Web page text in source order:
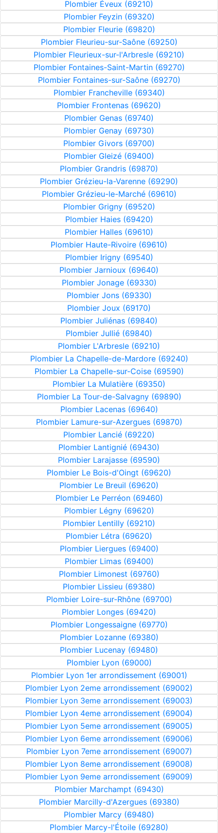
Plombier Éveux (69210)
Plombier Feyzin (69320)
Plombier Fleurie (69820)
Plombier Fleurieu-sur-Saône (69250)
Plombier Fleurieux-sur-l'Arbresle (69210)
Plombier Fontaines-Saint-Martin (69270)
Plombier Fontaines-sur-Saône (69270)
Plombier Francheville (69340)
Plombier Frontenas (69620)
Plombier Genas (69740)
Plombier Genay (69730)
Plombier Givors (69700)
Plombier Gleizé (69400)
Plombier Grandris (69870)
Plombier Grézieu-la-Varenne (69290)
Plombier Grézieu-le-Marché (69610)
Plombier Grigny (69520)
Plombier Haies (69420)
Plombier Halles (69610)
Plombier Haute-Rivoire (69610)
Plombier Irigny (69540)
Plombier Jarnioux (69640)
Plombier Jonage (69330)
Plombier Jons (69330)
Plombier Joux (69170)
Plombier Juliénas (69840)
Plombier Jullié (69840)
Plombier L'Arbresle (69210)
Plombier La Chapelle-de-Mardore (69240)
Plombier La Chapelle-sur-Coise (69590)
Plombier La Mulatière (69350)
Plombier La Tour-de-Salvagny (69890)
Plombier Lacenas (69640)
Plombier Lamure-sur-Azergues (69870)
Plombier Lancié (69220)
Plombier Lantignié (69430)
Plombier Larajasse (69590)
Plombier Le Bois-d'Oingt (69620)
Plombier Le Breuil (69620)
Plombier Le Perréon (69460)
Plombier Légny (69620)
Plombier Lentilly (69210)
Plombier Létra (69620)
Plombier Liergues (69400)
Plombier Limas (69400)
Plombier Limonest (69760)
Plombier Lissieu (69380)
Plombier Loire-sur-Rhône (69700)
Plombier Longes (69420)
Plombier Longessaigne (69770)
Plombier Lozanne (69380)
Plombier Lucenay (69480)
Plombier Lyon (69000)
Plombier Lyon 1er arrondissement (69001)
Plombier Lyon 2eme arrondissement (69002)
Plombier Lyon 3eme arrondissement (69003)
Plombier Lyon 4eme arrondissement (69004)
Plombier Lyon 5eme arrondissement (69005)
Plombier Lyon 6eme arrondissement (69006)
Plombier Lyon 7eme arrondissement (69007)
Plombier Lyon 8eme arrondissement (69008)
Plombier Lyon 9eme arrondissement (69009)
Plombier Marchampt (69430)
Plombier Marcilly-d'Azergues (69380)
Plombier Marcy (69480)
Plombier Marcy-l'Étoile (69280)